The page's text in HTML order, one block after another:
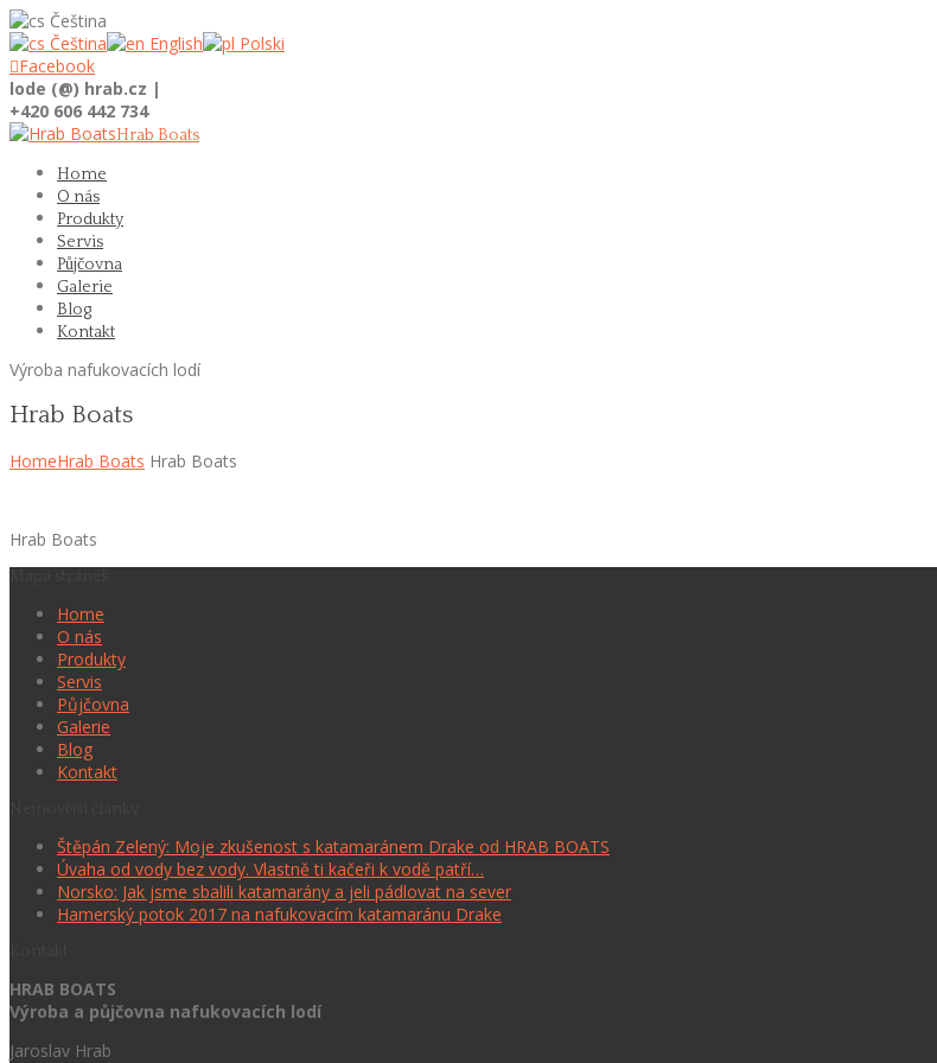
Čeština
Čeština
English
Polski
Facebook
lode (@) hrab.cz |
+420 606 442 734
Hrab Boats
Home
O nás
Produkty
Servis
Půjčovna
Galerie
Blog
Kontakt
Výroba nafukovacích lodí
Hrab Boats
HomeHrab Boats Hrab Boats
Hrab Boats
Home
O nás
Produkty
Servis
Půjčovna
Galerie
Blog
Kontakt
Štěpán Zelený: Moje zkušenost s katamaránem Drake od HRAB BOATS
Úvaha od vody bez vody. Vlastně ti kačeři k vodě patří…
Norsko: Jak jsme sbalili katamarány a jeli pádlovat na sever
Hamerský potok 2017 na nafukovacím katamaránu Drake
HRAB BOATS
Výroba a půjčovna nafukovacích lodí
Jaroslav Hrab